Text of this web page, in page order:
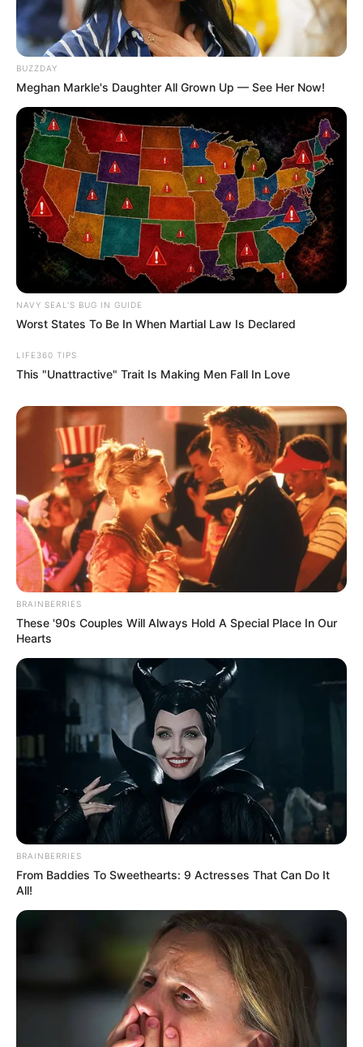
BUZZDAY
Meghan Markle's Daughter All Grown Up — See Her Now!
NAVY SEAL'S BUG IN GUIDE
Worst States To Be In When Martial Law Is Declared
LIFE360 TIPS
This "Unattractive" Trait Is Making Men Fall In Love
BRAINBERRIES
These '90s Couples Will Always Hold A Special Place In Our
Hearts
BRAINBERRIES
From Baddies To Sweethearts: 9 Actresses That Can Do It
All!